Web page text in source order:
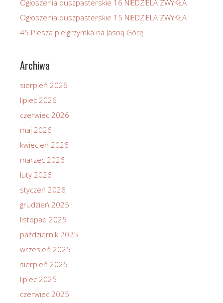
Ogłoszenia duszpasterskie 16 NIEDZIELA ZWYKŁA
Ogłoszenia duszpasterskie 15 NIEDZIELA ZWYKŁA
45 Piesza pielgrzymka na Jasną Górę
Archiwa
sierpień 2026
lipiec 2026
czerwiec 2026
maj 2026
kwiecień 2026
marzec 2026
luty 2026
styczeń 2026
grudzień 2025
listopad 2025
październik 2025
wrzesień 2025
sierpień 2025
lipiec 2025
czerwiec 2025